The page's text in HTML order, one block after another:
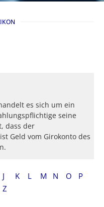
J K L M N O
P
Z
es sich um ein
seine
dass der
Geld vom Girokonto des